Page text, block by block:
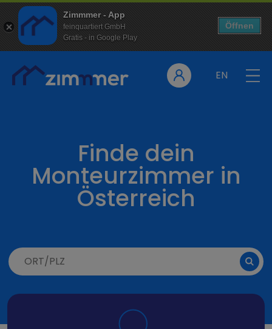
Zimmmer - App
feinquartiert GmbH
Gratis - in Google Play
Öffnen
EN
Finde dein
Monteurzimmer in
Österreich